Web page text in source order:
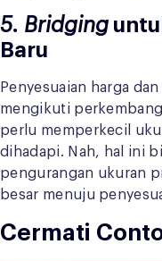
5. Bridging
Baru
Penyesuaian harga
mengikuti
perlu memperkecil
dihadapi. Nah, hal ini
pengurangan ukuran
besar menuju
Cermati